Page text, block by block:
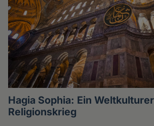
Hagia Sophia: Ein
Religionskrieg